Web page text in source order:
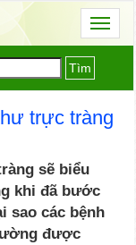
Toggle
Tìm
trực tràng
sẽ biểu
khi đã bước
sao các bệnh
được